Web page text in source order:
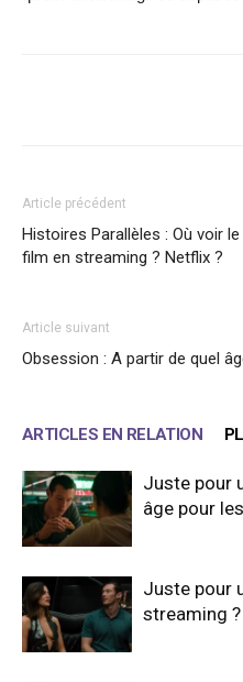
Article précédent
Histoires Parallèles : Où voir le
film en streaming ? Netflix ?
Article suivant
Obsession : A partir de quel
ARTICLES EN RELATION
Juste pour
âge pour
Juste pour
streaming